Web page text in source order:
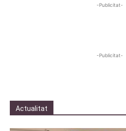
-Publicitat-
-Publicitat-
Actualitat